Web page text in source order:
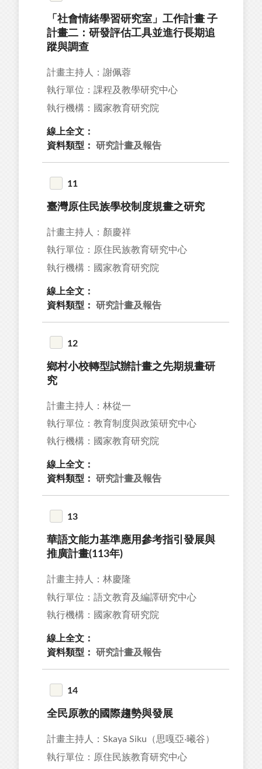
「社會情緒學習研究室」工作計畫 子
計畫二：研發評估工具並進行長期追
蹤與調查
計畫主持人：謝佩蓉
執行單位：課程及教學研究中心
執行機構：國家教育研究院
線上全文：
資料類型：
研究計畫及報告
11
臺灣原住民族學校制度規畫之研究
計畫主持人：顏慶祥
執行單位：原住民族教育研究中心
執行機構：國家教育研究院
線上全文：
資料類型：
研究計畫及報告
12
鄉村小校轉型試辦計畫之先期規畫研
究
計畫主持人：林從一
執行單位：教育制度與政策研究中心
執行機構：國家教育研究院
線上全文：
資料類型：
研究計畫及報告
13
華語文能力基準應用參考指引發展與
推廣計畫(113年)
計畫主持人：林慶隆
執行單位：語文教育及編譯研究中心
執行機構：國家教育研究院
線上全文：
資料類型：
研究計畫及報告
14
全民原教的國際趨勢與發展
計畫主持人：Skaya Siku（思嘎亞‧曦谷）
執行單位：原住民族教育研究中心